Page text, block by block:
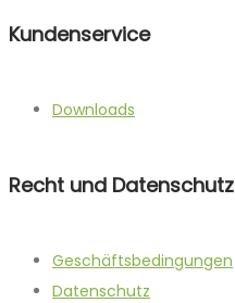
Kundenservice
Downloads
Recht und Datenschutz
Geschäftsbedingungen
Datenschutz